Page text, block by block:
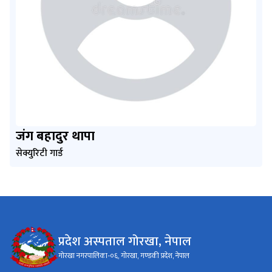
जंग बहादुर थापा
सेक्युरिटी गार्ड
प्रदेश अस्पताल गोरखा, नेपाल
गोरखा नगरपालिका-०६, गोरखा, गण्डकी प्रदेश, नेपाल